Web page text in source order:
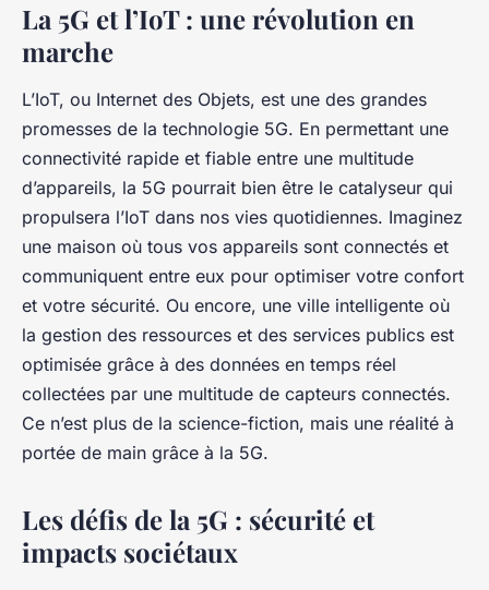
La 5G et l’IoT : une révolution en
marche
L’IoT, ou Internet des Objets, est une des grandes
promesses de la technologie 5G. En permettant une
connectivité rapide et fiable entre une multitude
d’appareils, la 5G pourrait bien être le catalyseur qui
propulsera l’IoT dans nos vies quotidiennes. Imaginez
une maison où tous vos appareils sont connectés et
communiquent entre eux pour optimiser votre confort
et votre sécurité. Ou encore, une ville intelligente où
la gestion des ressources et des services publics est
optimisée grâce à des données en temps réel
collectées par une multitude de capteurs connectés.
Ce n’est plus de la science-fiction, mais une réalité à
portée de main grâce à la 5G.
Les défis de la 5G : sécurité et
impacts sociétaux